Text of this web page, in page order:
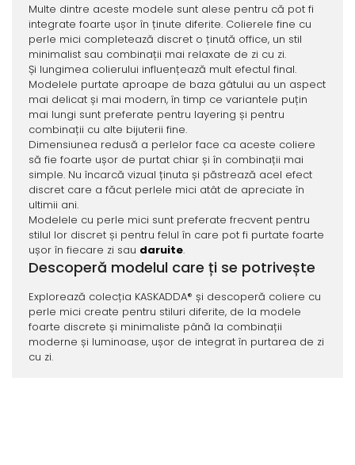
Multe dintre aceste modele sunt alese pentru că pot fi
integrate foarte ușor în ținute diferite. Colierele fine cu
perle mici completează discret o ținută office, un stil
minimalist sau combinații mai relaxate de zi cu zi.
Și lungimea colierului influențează mult efectul final.
Modelele purtate aproape de baza gâtului au un aspect
mai delicat și mai modern, în timp ce variantele puțin
mai lungi sunt preferate pentru layering și pentru
combinații cu alte bijuterii fine.
Dimensiunea redusă a perlelor face ca aceste coliere
să fie foarte ușor de purtat chiar și în combinații mai
simple. Nu încarcă vizual ținuta și păstrează acel efect
discret care a făcut perlele mici atât de apreciate în
ultimii ani.
Modelele cu perle mici sunt preferate frecvent pentru
stilul lor discret și pentru felul în care pot fi purtate foarte
ușor în fiecare zi sau daruite.
Descoperă modelul care ți se potrivește
Explorează colecția KASKADDA® și descoperă coliere cu
perle mici create pentru stiluri diferite, de la modele
foarte discrete și minimaliste până la combinații
moderne și luminoase, ușor de integrat în purtarea de zi
cu zi.